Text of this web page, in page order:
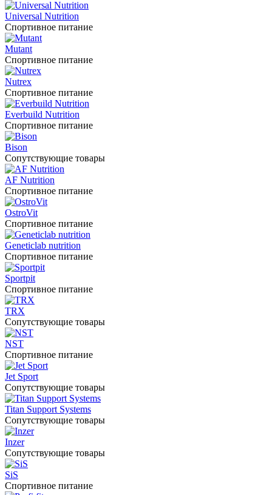
Universal Nutrition
Спортивное питание
Mutant
Спортивное питание
Nutrex
Спортивное питание
Everbuild Nutrition
Спортивное питание
Bison
Сопутствующие товары
AF Nutrition
Спортивное питание
OstroVit
Спортивное питание
Geneticlab nutrition
Спортивное питание
Sportpit
Спортивное питание
TRX
Сопутствующие товары
NST
Спортивное питание
Jet Sport
Сопутствующие товары
Titan Support Systems
Сопутствующие товары
Inzer
Сопутствующие товары
SiS
Спортивное питание